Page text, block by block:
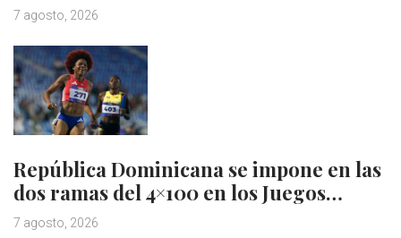
7 agosto, 2026
República Dominicana se impone en las
dos ramas del 4×100 en los Juegos…
7 agosto, 2026